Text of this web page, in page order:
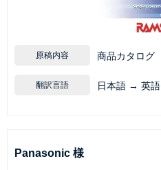
原稿内容 商品カタログ
翻訳言語 日本語 → 英語
Panasonic 様